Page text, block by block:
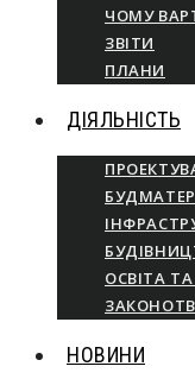
ЧОМУ
ЗВІТИ
ПЛАНИ
ДІЯЛЬНІСТЬ
ОСВІТА
НОВИНИ